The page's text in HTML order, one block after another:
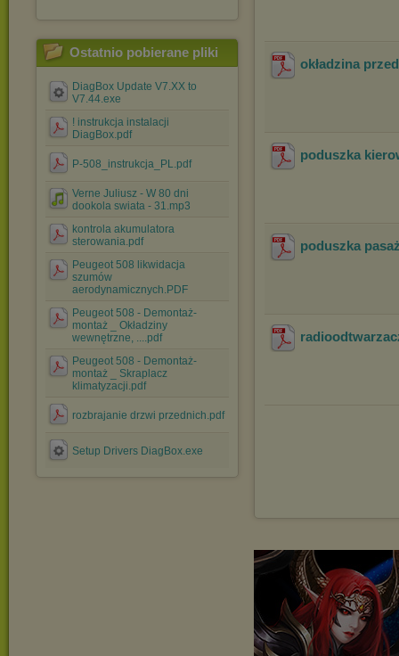
Ostatnio pobierane pliki
DiagBox Update V7.XX to
V7.44.exe
! instrukcja instalacji
DiagBox.pdf
P-508_instrukcja_PL.pdf
Verne Juliusz - W 80 dni
dookola swiata - 31.mp3
kontrola akumulatora
sterowania.pdf
Peugeot 508 likwidacja
szumów
aerodynamicznych.PDF
Peugeot 508 - Demontaż-
montaż _ Okładziny
wewnętrzne, ....pdf
Peugeot 508 - Demontaż-
montaż _ Skraplacz
klimatyzacji.pdf
rozbrajanie drzwi przednich.pdf
Setup Drivers DiagBox.exe
okładzina
poduszka
poduszka